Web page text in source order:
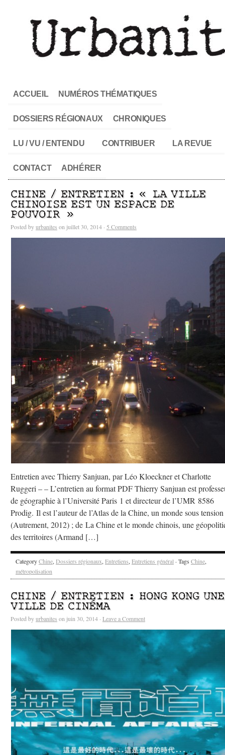
ACCUEIL NUMÉROS THÉMATIQUES
DOSSIERS RÉGIONAUX CHRONIQUES
LU / VU / ENTENDU CONTRIBUER LA REVUE
CONTACT ADHÉRER
CHINE / ENTRETIEN : « LA VILLE
CHINOISE EST UN ESPACE DE
POUVOIR »
Posted byurbanites on juillet 30, 2014 · 5 Comments
Entretien avec Thierry Sanjuan, par Léo Kloeckner et Charlotte
Ruggeri – – L’entretien au format PDF Thierry Sanjuan est
de géographie à l’Université Paris 1 et directeur de l’UMR 8586
Prodig. Il est l’auteur de l’Atlas de la Chine, un monde sous tension
(Autrement, 2012) ; de La Chine et le monde chinois, une
des territoires (Armand […]
CategoryChine, Dossiers régionaux, Entretiens, Entretiens général · Tags Chine,
métropolisation
CHINE / ENTRETIEN : HONG KONG UNE
VILLE DE CINÉMA
Posted byurbanites on juin 30, 2014 · Leave a Comment